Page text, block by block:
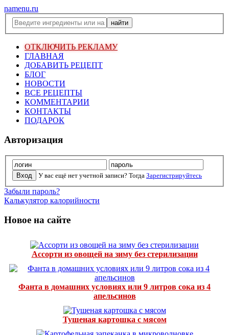
namenu.ru
ОТКЛЮЧИТЬ РЕКЛАМУ
ГЛАВНАЯ
ДОБАВИТЬ РЕЦЕПТ
БЛОГ
НОВОСТИ
ВСЕ РЕЦЕПТЫ
КОММЕНТАРИИ
КОНТАКТЫ
ПОДАРОК
Авторизация
У вас ещё нет учетной записи? Тогда Зарегистрируйтесь
Забыли пароль?
Калькулятор калорийности
Новое на сайте
Ассорти из овощей на зиму без стерилизации
Фанта в домашних условиях или 9 литров сока из 4
апельсинов
Тушеная картошка с мясом